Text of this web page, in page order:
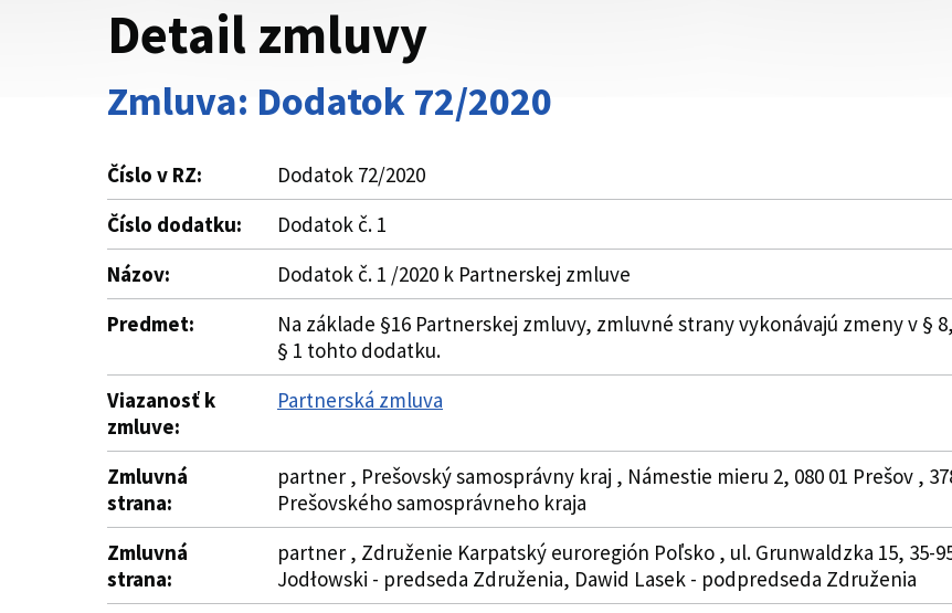
Detail zmluvy
Zmluva: Dodatok 72/2020
Číslo v RZ:
Dodatok 72/2020
Číslo dodatku:
Dodatok č. 1
Názov:
Dodatok č. 1 /2020 k Partnerskej zmluve
Predmet:
Na základe §16 Partnerskej zmluvy, zmluvné strany vykonávajú zmeny v §
§ 1 tohto dodatku.
Viazanosť k
zmluve:
Partnerská zmluva
Zmluvná
strana:
partner , Prešovský samosprávny kraj , Námestie mieru 2, 080 01 Prešov ,
Prešovského samosprávneho kraja
Zmluvná
strana:
partner , Združenie Karpatský euroregión Poľsko , ul. Grunwaldzka 15, 35-
Jodłowski - predseda Združenia, Dawid Lasek - podpredseda Združenia